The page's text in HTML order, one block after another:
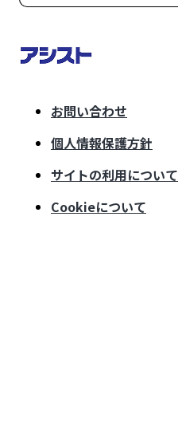
お問い合わせ
個人情報保護方針
サイトの利用について
Cookieについて